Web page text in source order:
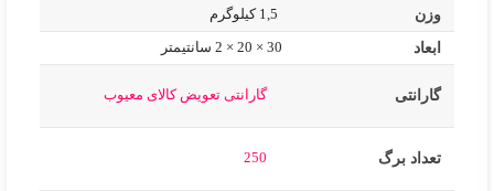
وزن 1,5 کیلوگرم
ابعاد 30 × 20 × 2 سانتیمتر
گارانتی گارانتی تعویض کالای معیوب
تعداد برگ 250